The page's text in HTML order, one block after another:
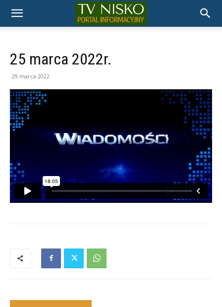
TELEWIZJA
NISKO
25 marca 2022r.
29 marca 2022